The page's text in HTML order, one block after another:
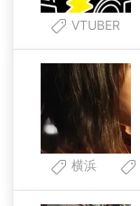
VTUBER
横浜